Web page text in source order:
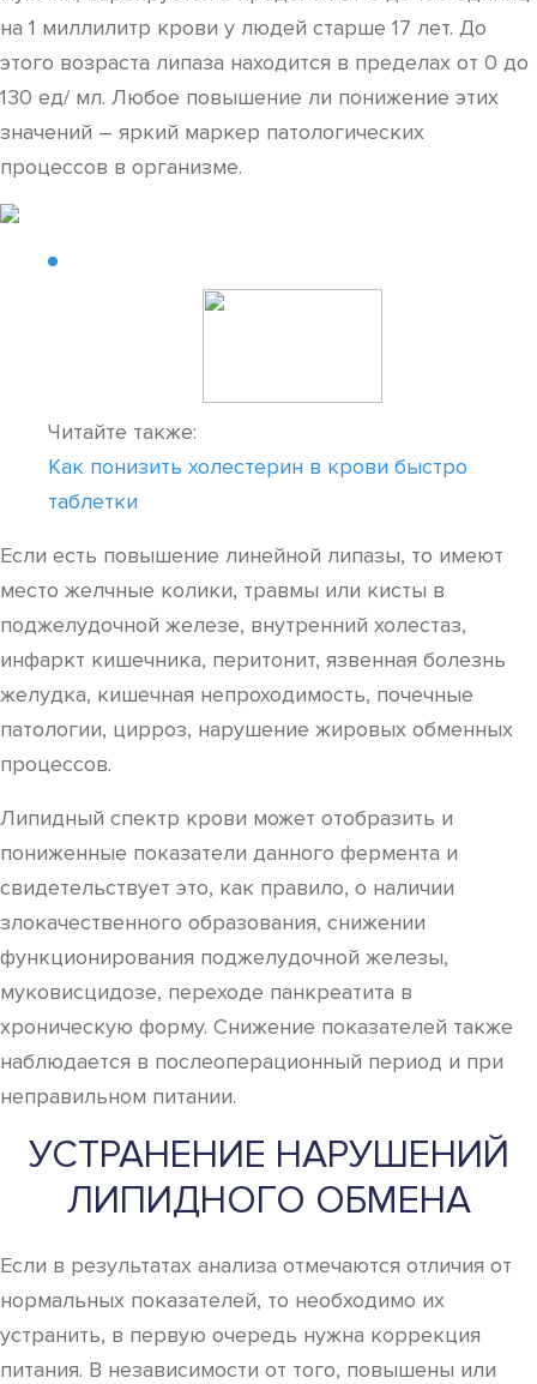
на 1 миллилитр крови у людей старше 17 лет. До
этого возраста липаза находится в пределах от 0 до
130 ед/ мл. Любое повышение ли понижение этих
значений – яркий маркер патологических
процессов в организме.
Читайте также:
Как понизить холестерин в крови быстро
таблетки
Если есть повышение линейной липазы, то имеют
место желчные колики, травмы или кисты в
поджелудочной железе, внутренний холестаз,
инфаркт кишечника, перитонит, язвенная болезнь
желудка, кишечная непроходимость, почечные
патологии, цирроз, нарушение жировых обменных
процессов.
Липидный спектр крови может отобразить и
пониженные показатели данного фермента и
свидетельствует это, как правило, о наличии
злокачественного образования, снижении
функционирования поджелудочной железы,
муковисцидозе, переходе панкреатита в
хроническую форму. Снижение показателей также
наблюдается в послеоперационный период и при
неправильном питании.
УСТРАНЕНИЕ НАРУШЕНИЙ
ЛИПИДНОГО ОБМЕНА
Если в результатах анализа отмечаются отличия от
нормальных показателей, то необходимо их
устранить, в первую очередь нужна коррекция
питания. В независимости от того, повышены или